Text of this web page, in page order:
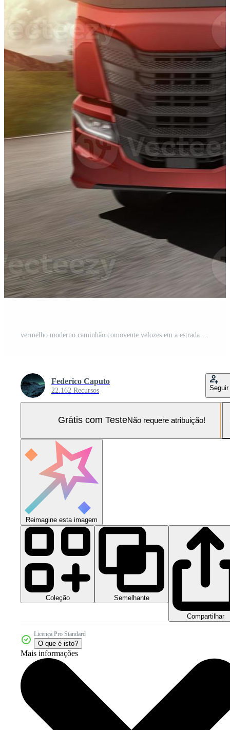
Federico Caputo
22.162 Recursos Seguir
Grátis com TesteNão requere atribuição!
Reimagine esta imagem
Coleção Semelhante
Compartilhar
Licença Pro Standard
O que é isto?
Mais informações